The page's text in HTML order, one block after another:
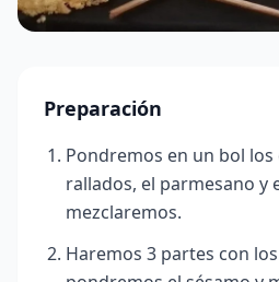
Preparación
Pondremos en un bol los
rallados, el parmesano y
mezclaremos.
Haremos 3 partes con